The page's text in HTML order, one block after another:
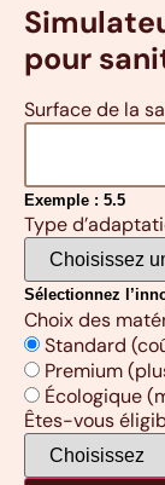
pour
Surface de la
Exemple : 5.5
Type
Sélectionnez
Choix des
Standard
Premium
Écologique
Êtes-vous